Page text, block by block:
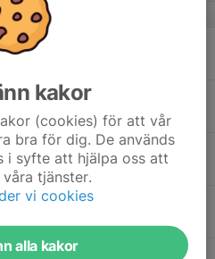
v.47
kakor
(cookies) för att vår
bra för dig. De används
i syfte att hjälpa oss att
tjänster.
vi cookies
alla kakor